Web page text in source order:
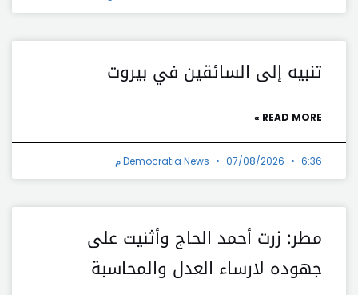
تنبيه إلى السائقين في بيروت
READ MORE »
Democratia News 07/08/2026 6:36 م
مطر: زرت أحمد الحاج وأثنيت على
جهوده لارساء العدل والمحاسبة